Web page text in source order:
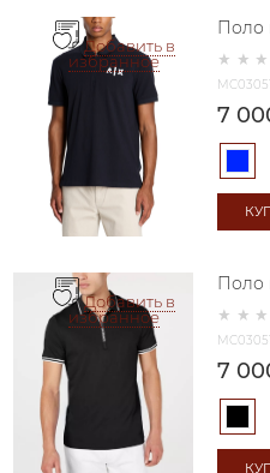
Добавить в
избранное
Поло
7
Добавить в
избранное
Поло
7